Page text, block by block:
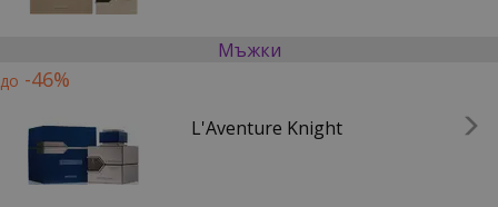
Мъжки
до -46%
L'Aventure Knight